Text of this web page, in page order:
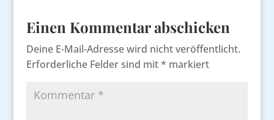
Einen Kommentar abschicken
Deine E-Mail-Adresse wird nicht veröffentlicht.
Erforderliche Felder sind mit* markiert